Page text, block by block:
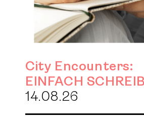
City Encounters:
EINFACH
14.08.26